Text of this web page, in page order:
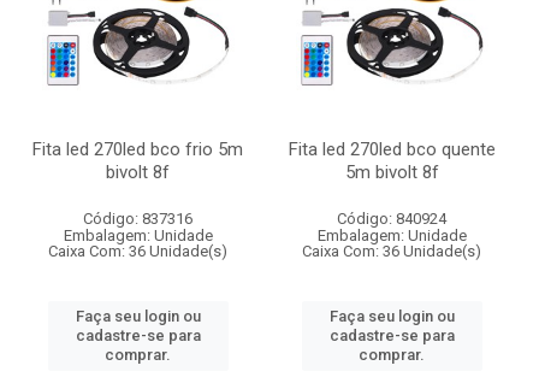
Fita led 270led bco frio 5m
bivolt 8f
Código: 837316
Embalagem: Unidade
Caixa Com: 36 Unidade(s)
Faça seu login ou
cadastre-se para
comprar.
Fita led 270led bco quente
5m bivolt 8f
Código: 840924
Embalagem: Unidade
Caixa Com: 36 Unidade(s)
Faça seu login ou
cadastre-se para
comprar.